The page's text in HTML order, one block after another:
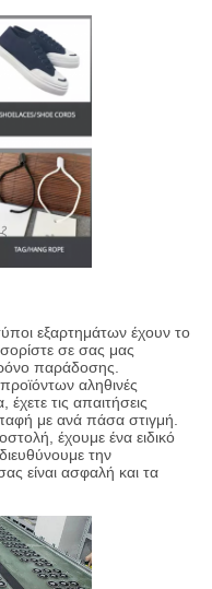
εξαρτημάτων έχουν το
σε σας μας
παράδοσης.
αληθινές
τις απαιτήσεις
με ανά πάσα στιγμή.
έχουμε ένα ειδικό
την
είναι ασφαλή και τα